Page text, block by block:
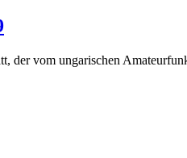
der vom ungarischen